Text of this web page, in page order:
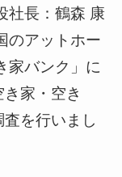
社長：鶴森 康
のアットホー
家バンク」に
家・空き
を行いまし